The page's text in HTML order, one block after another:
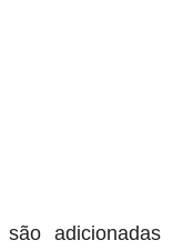
adicionadas